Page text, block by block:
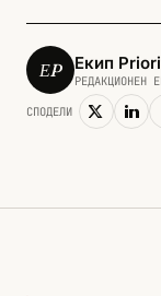
ЕP Екип
РЕДАКЦИОНЕН
СПОДЕЛИ